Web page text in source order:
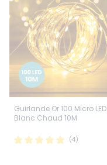
Guirlande Or 100 Micro LED
Blanc Chaud 10M
(4)